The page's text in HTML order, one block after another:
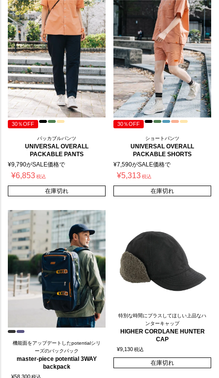
30％OFF
パッカブルパンツ
UNIVERSAL OVERALL
PACKABLE PANTS
¥9,790がSALE価格で
¥6,853税込
在庫切れ
30％OFF
ショートパンツ
UNIVERSAL OVERALL
PACKABLE SHORTS
¥7,590がSALE価格で
¥5,313税込
在庫切れ
機能面をアップデートしたpotentialシリ
ーズのバックパック
master-piece potential 3WAY
backpack
¥58,300税込
特別な時間にプラスしてほしい上品なハ
ンターキャップ
HIGHER CORDLANE HUNTER
CAP
¥9,130税込
在庫切れ